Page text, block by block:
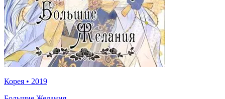
Корея • 2019